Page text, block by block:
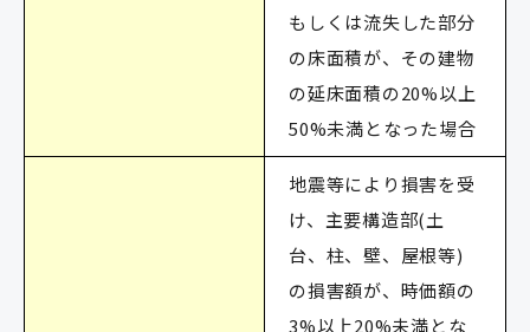
もしくは流失した部分
の床面積が、その建物
の延床面積の20%以上
50%未満となった場合
地震等により損害を受
け、主要構造部(土
台、柱、壁、屋根等)
の損害額が、時価額の
3%以上20%未満とな